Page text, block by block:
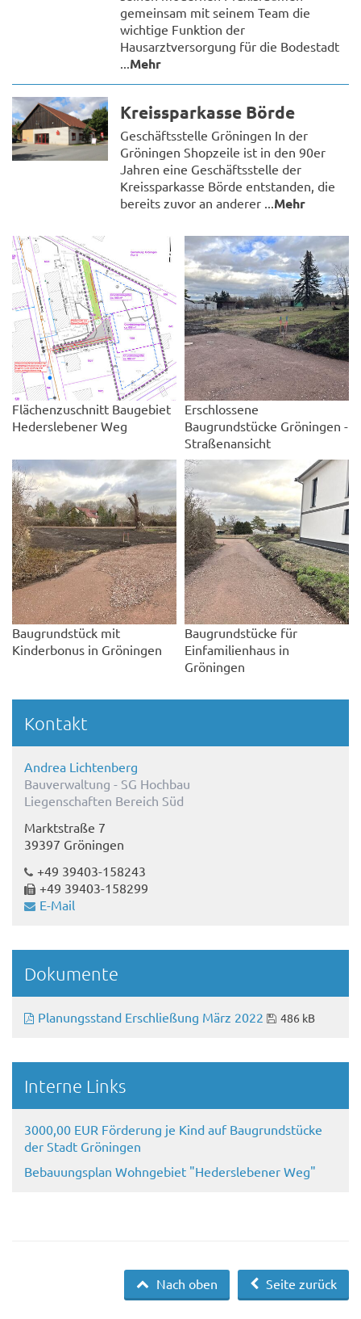
gemeinsam mit seinem Team die
wichtige Funktion der
Hausarztversorgung für die Bodestadt
Mehr
Kreissparkasse Börde
Geschäftsstelle Gröningen In der
Gröningen Shopzeile ist in den 90er
Jahren eine Geschäftsstelle der
Kreissparkasse Börde entstanden, die
bereits zuvor an anderer ... Mehr
Flächenzuschnitt Baugebiet
Hederslebener Weg
Erschlossene
Baugrundstücke Gröningen -
Straßenansicht
Baugrundstück mit
Kinderbonus in Gröningen
Baugrundstücke für
Einfamilienhaus in
Gröningen
Kontakt
Andrea Lichtenberg
Bauverwaltung - SG Hochbau
Liegenschaften Bereich Süd
Marktstraße 7
39397 Gröningen
+49 39403-158243
+49 39403-158299
E-Mail
Dokumente
Planungsstand Erschließung März 2022 486 kB
Interne Links
3000,00 EUR Förderung je Kind auf Baugrundstücke
der Stadt Gröningen
Bebauungsplan Wohngebiet "Hederslebener Weg"
Seite zurück
Nach oben